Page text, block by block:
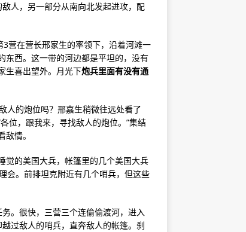
人，另一部分从南向北发起进攻，配
营在营长邢家生的率领下，沿着河滩一
东西。这一带的河边都是平坦的，没有
生喜出望外。月光下炮兵里面有没有通
人的炮位吗？邢嘉生稍微往远处看了
位，跟我来，寻找敌人的炮位。”集结
情。
觉的美国大兵，帐篷里的几个美国大兵
会。前排坦克附近有几个哨兵，但这些
。很快，三营三个连偷偷渡河，进入
过敌人的哨兵，直奔敌人的帐篷。刹